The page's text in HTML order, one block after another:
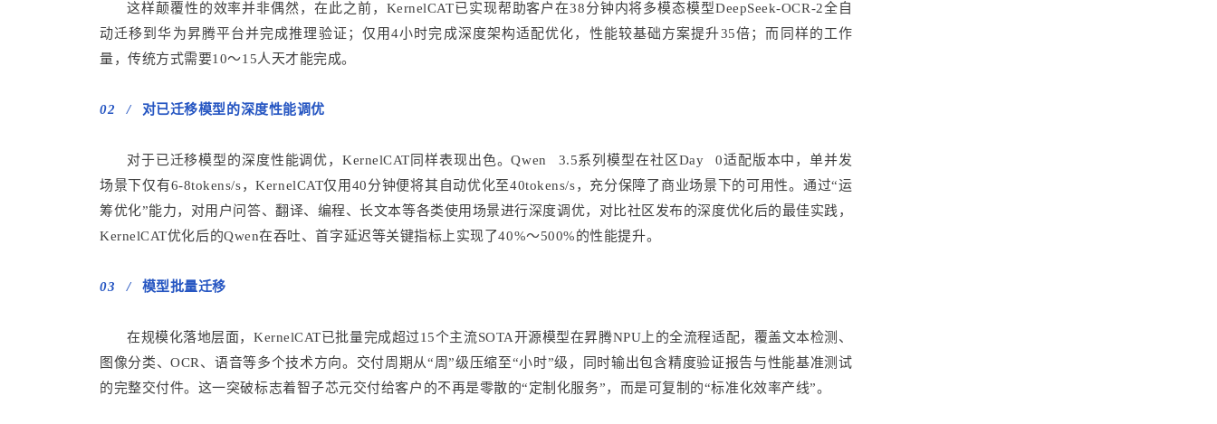
这样颠覆性的效率并非偶然，在此之前，KernelCAT已实现帮助客户在38分钟内将多模态模型DeepSeek-OCR-2全自
动迁移到华为昇腾平台并完成推理验证；仅用4小时完成深度架构适配优化，性能较基础方案提升35倍；而同样的工作
量，传统方式需要10～15人天才能完成。
02 / 对已迁移模型的深度性能调优
对于已迁移模型的深度性能调优，KernelCAT同样表现出色。Qwen 3.5系列模型在社区Day 0适配版本中，单并发
场景下仅有6-8tokens/s，KernelCAT仅用40分钟便将其自动优化至40tokens/s，充分保障了商业场景下的可用性。通过“运
筹优化”能力，对用户问答、翻译、编程、长文本等各类使用场景进行深度调优，对比社区发布的深度优化后的最佳实践，
KernelCAT优化后的Qwen在吞吐、首字延迟等关键指标上实现了40%～500%的性能提升。
03 / 模型批量迁移
在规模化落地层面，KernelCAT已批量完成超过15个主流SOTA开源模型在昇腾NPU上的全流程适配，覆盖文本检测、
图像分类、OCR、语音等多个技术方向。交付周期从“周”级压缩至“小时”级，同时输出包含精度验证报告与性能基准测试
的完整交付件。这一突破标志着智子芯元交付给客户的不再是零散的“定制化服务”，而是可复制的“标准化效率产线”。